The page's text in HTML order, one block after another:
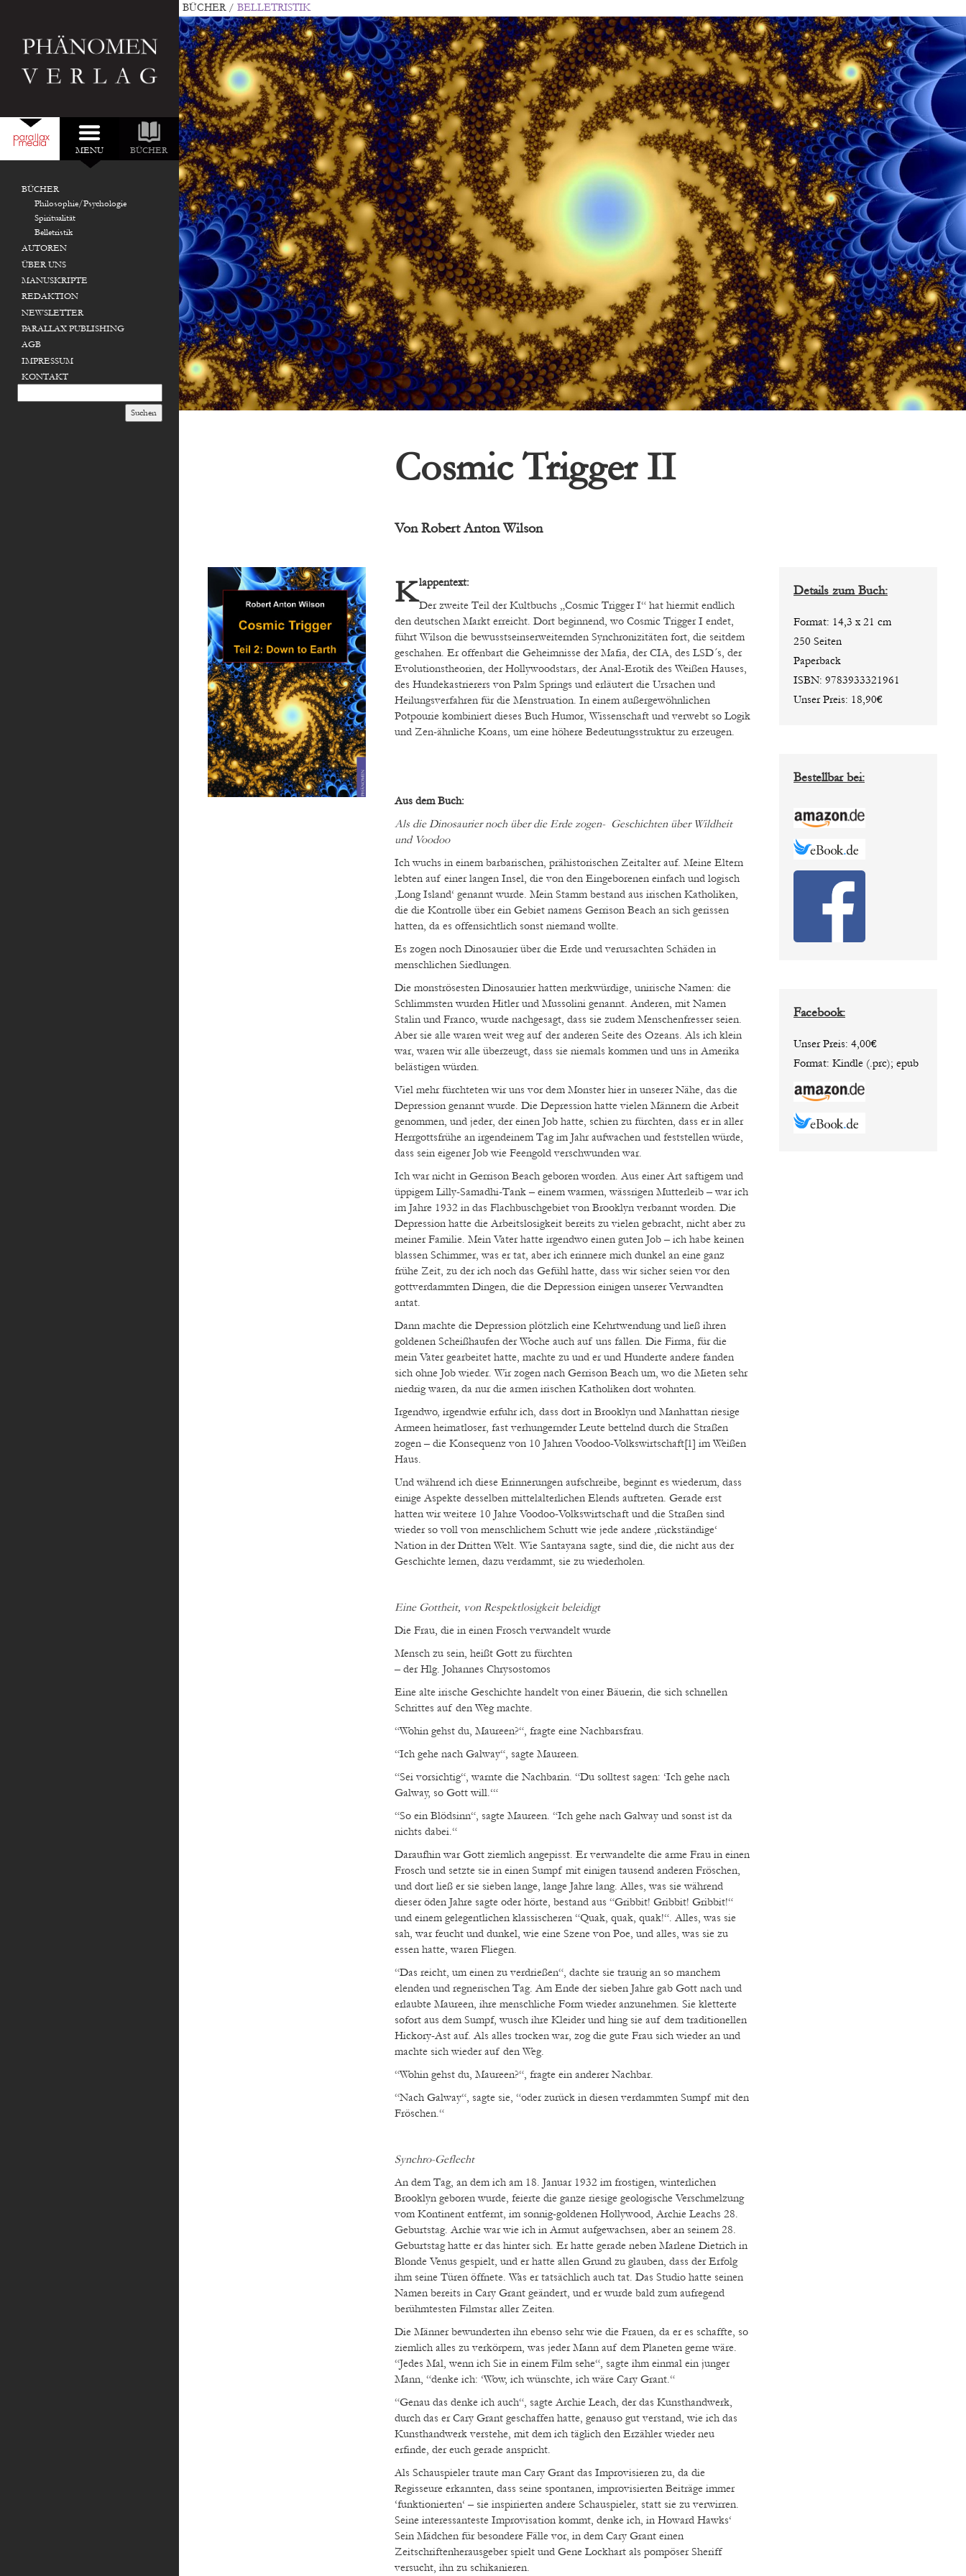
NEU IM VERLAG:
MENU BÜCHER
BÜCHER
Philosophie/Psychologie
Spiritualität
Belletristik
AUTOREN
ÜBER UNS
MANUSKRIPTE
REDAKTION
NEWSLETTER
PARALLAX PUBLISHING
AGB
IMPRESSUM
KONTAKT
BÜCHER / BELLETRISTIK
Cosmic Trigger II
VonRobert Anton Wilson
Klappentext:
Der zweite Teil der Kultbuchs „Cosmic Trigger I“ hat hiermit endlich
den deutschen Markt erreicht. Dort beginnend, wo Cosmic Trigger I endet,
führt Wilson die bewusstseinserweiternden Synchronizitäten fort, die seitdem
geschahen. Er offenbart die Geheimnisse der Mafia, der CIA, des LSD´s, der
Evolutionstheorien, der Hollywoodstars, der Anal-Erotik des Weißen Hauses,
des Hundekastrierers von Palm Springs und erläutert die Ursachen und
Heilungsverfahren für die Menstruation. In einem außergewöhnlichen
Potpourie kombiniert dieses Buch Humor, Wissenschaft und verwebt so Logik
und Zen-ähnliche Koans, um eine höhere Bedeutungsstruktur zu erzeugen.
Aus dem Buch:
Als die Dinosaurier noch über die Erde zogen- Geschichten über Wildheit
und Voodoo
Ich wuchs in einem barbarischen, prähistorischen Zeitalter auf. Meine Eltern
lebten auf einer langen Insel, die von den Eingeborenen einfach und logisch
‚Long Island‘ genannt wurde. Mein Stamm bestand aus irischen Katholiken,
die die Kontrolle über ein Gebiet namens Gerrison Beach an sich gerissen
hatten, da es offensichtlich sonst niemand wollte.
Es zogen noch Dinosaurier über die Erde und verursachten Schäden in
menschlichen Siedlungen.
Die monströsesten Dinosaurier hatten merkwürdige, unirische Namen: die
Schlimmsten wurden Hitler und Mussolini genannt. Anderen, mit Namen
Stalin und Franco, wurde nachgesagt, dass sie zudem Menschenfresser seien.
Aber sie alle waren weit weg auf der anderen Seite des Ozeans. Als ich klein
war, waren wir alle überzeugt, dass sie niemals kommen und uns in Amerika
belästigen würden.
Viel mehr fürchteten wir uns vor dem Monster hier in unserer Nähe, das die
Depression genannt wurde. Die Depression hatte vielen Männern die Arbeit
genommen, und jeder, der einen Job hatte, schien zu fürchten, dass er in aller
Herrgottsfrühe an irgendeinem Tag im Jahr aufwachen und feststellen würde,
dass sein eigener Job wie Feengold verschwunden war.
Ich war nicht in Gerrison Beach geboren worden. Aus einer Art saftigem und
üppigem Lilly-Samadhi-Tank – einem warmen, wässrigen Mutterleib – war ich
im Jahre 1932 in das Flachbuschgebiet von Brooklyn verbannt worden. Die
Depression hatte die Arbeitslosigkeit bereits zu vielen gebracht, nicht aber zu
meiner Familie. Mein Vater hatte irgendwo einen guten Job – ich habe keinen
blassen Schimmer, was er tat, aber ich erinnere mich dunkel an eine ganz
frühe Zeit, zu der ich noch das Gefühl hatte, dass wir sicher seien vor den
gottverdammten Dingen, die die Depression einigen unserer Verwandten
antat.
Dann machte die Depression plötzlich eine Kehrtwendung und ließ ihren
goldenen Scheißhaufen der Woche auch auf uns fallen. Die Firma, für die
mein Vater gearbeitet hatte, machte zu und er und Hunderte andere fanden
sich ohne Job wieder. Wir zogen nach Gerrison Beach um, wo die Mieten sehr
niedrig waren, da nur die armen irischen Katholiken dort wohnten.
Irgendwo, irgendwie erfuhr ich, dass dort in Brooklyn und Manhattan riesige
Armeen heimatloser, fast verhungernder Leute bettelnd durch die Straßen
zogen – die Konsequenz von 10 Jahren Voodoo-Volkswirtschaft[1] im Weißen
Haus.
Und während ich diese Erinnerungen aufschreibe, beginnt es wiederum, dass
einige Aspekte desselben mittelalterlichen Elends auftreten. Gerade erst
hatten wir weitere 10 Jahre Voodoo-Volkswirtschaft und die Straßen sind
wieder so voll von menschlichem Schutt wie jede andere ‚rückständige‘
Nation in der Dritten Welt. Wie Santayana sagte, sind die, die nicht aus der
Geschichte lernen, dazu verdammt, sie zu wiederholen.
Eine Gottheit, von Respektlosigkeit beleidigt
Die Frau, die in einen Frosch verwandelt wurde
Mensch zu sein, heißt Gott zu fürchten
– der Hlg. Johannes Chrysostomos
Eine alte irische Geschichte handelt von einer Bäuerin, die sich schnellen
Schrittes auf den Weg machte.
“Wohin gehst du, Maureen?“, fragte eine Nachbarsfrau.
“Ich gehe nach Galway“, sagte Maureen.
“Sei vorsichtig“, warnte die Nachbarin. “Du solltest sagen: ‘Ich gehe nach
Galway, so Gott will.‘“
“So ein Blödsinn“, sagte Maureen. “Ich gehe nach Galway und sonst ist da
nichts dabei.“
Daraufhin war Gott ziemlich angepisst. Er verwandelte die arme Frau in einen
Frosch und setzte sie in einen Sumpf mit einigen tausend anderen Fröschen,
und dort ließ er sie sieben lange, lange Jahre lang. Alles, was sie während
dieser öden Jahre sagte oder hörte, bestand aus “Gribbit! Gribbit! Gribbit!“
und einem gelegentlichen klassischeren “Quak, quak, quak!“. Alles, was sie
sah, war feucht und dunkel, wie eine Szene von Poe, und alles, was sie zu
essen hatte, waren Fliegen.
“Das reicht, um einen zu verdrießen“, dachte sie traurig an so manchem
elenden und regnerischen Tag. Am Ende der sieben Jahre gab Gott nach und
erlaubte Maureen, ihre menschliche Form wieder anzunehmen. Sie kletterte
sofort aus dem Sumpf, wusch ihre Kleider und hing sie auf dem traditionellen
Hickory-Ast auf. Als alles trocken war, zog die gute Frau sich wieder an und
machte sich wieder auf den Weg.
“Wohin gehst du, Maureen?“, fragte ein anderer Nachbar.
“Nach Galway“, sagte sie, “oder zurück in diesen verdammten Sumpf mit den
Fröschen.“
Synchro-Geflecht
An dem Tag, an dem ich am 18. Januar 1932 im frostigen, winterlichen
Brooklyn geboren wurde, feierte die ganze riesige geologische Verschmelzung
vom Kontinent entfernt, im sonnig-goldenen Hollywood, Archie Leachs 28.
Geburtstag. Archie war wie ich in Armut aufgewachsen, aber an seinem 28.
Geburtstag hatte er das hinter sich. Er hatte gerade neben Marlene Dietrich in
Blonde Venus gespielt, und er hatte allen Grund zu glauben, dass der Erfolg
ihm seine Türen öffnete. Was er tatsächlich auch tat. Das Studio hatte seinen
Namen bereits in Cary Grant geändert, und er wurde bald zum aufregend
berühmtesten Filmstar aller Zeiten.
Die Männer bewunderten ihn ebenso sehr wie die Frauen, da er es schaffte, so
ziemlich alles zu verkörpern, was jeder Mann auf dem Planeten gerne wäre.
“Jedes Mal, wenn ich Sie in einem Film sehe“, sagte ihm einmal ein junger
Mann, “denke ich: ‘Wow, ich wünschte, ich wäre Cary Grant.“
“Genau das denke ich auch“, sagte Archie Leach, der das Kunsthandwerk,
durch das er Cary Grant geschaffen hatte, genauso gut verstand, wie ich das
Kunsthandwerk verstehe, mit dem ich täglich den Erzähler wieder neu
erfinde, der euch gerade anspricht.
Als Schauspieler traute man Cary Grant das Improvisieren zu, da die
Regisseure erkannten, dass seine spontanen, improvisierten Beiträge immer
‘funktionierten‘ – sie inspirierten andere Schauspieler, statt sie zu verwirren.
Seine interessanteste Improvisation kommt, denke ich, in Howard Hawks‘
Sein Mädchen für besondere Fälle vor, in dem Cary Grant einen
Zeitschriftenherausgeber spielt und Gene Lockhart als pompöser Sheriff
versucht, ihn zu schikanieren.
Details zum Buch:
Format: 14,3 x 21 cm
250 Seiten
Paperback
ISBN: 9783933321961
Unser Preis: 18,90€
Bestellbar bei:
Facebook:
Unser Preis: 4,00€
Format: Kindle (.prc); epub